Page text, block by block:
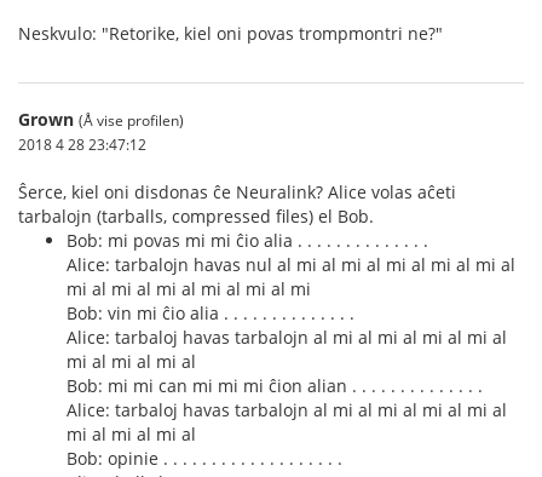
Neskvulo: "Retorike, kiel oni povas trompmontri ne?"
Grown (Å vise profilen)
2018 4 28 23:47:12
Ŝerce, kiel oni disdonas ĉe Neuralink? Alice volas aĉeti
tarbalojn (tarballs, compressed files) el Bob.
Bob: mi povas mi mi ĉio alia . . . . . . . . . . . . . .
Alice: tarbalojn havas nul al mi al mi al mi al mi al mi al
mi al mi al mi al mi al mi al mi
Bob: vin mi ĉio alia . . . . . . . . . . . . . .
Alice: tarbaloj havas tarbalojn al mi al mi al mi al mi al
mi al mi al mi al
Bob: mi mi can mi mi mi ĉion alian . . . . . . . . . . . . . .
Alice: tarbaloj havas tarbalojn al mi al mi al mi al mi al
mi al mi al mi al
Bob: opinie . . . . . . . . . . . . . . . . . . .